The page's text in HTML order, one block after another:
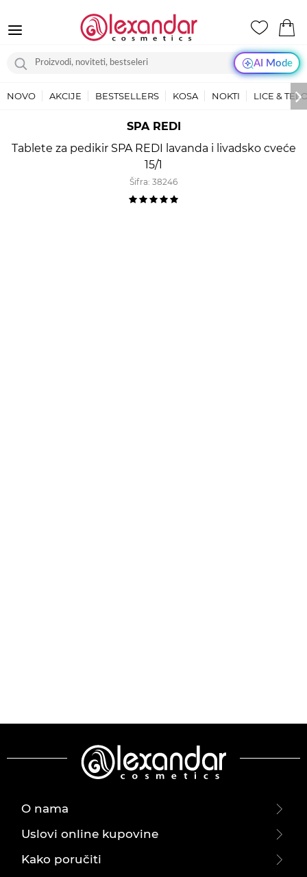
AI Mode
NOVO AKCIJE BESTSELLERS KOSA NOKTI LICE &
SPA REDI
Tablete za pedikir SPA REDI lavanda i livadsko cveće
15/1
Šifra: 38246
O nama
Uslovi online kupovine
Kako poručiti